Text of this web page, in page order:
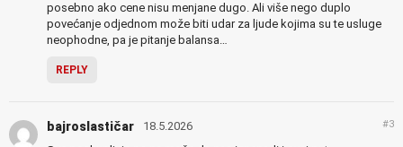
posebno ako cene nisu menjane dugo. Ali više nego duplo
povećanje odjednom može biti udar za ljude kojima su te usluge
neophodne, pa je pitanje balansa…
REPLY
bajroslastičar 18.5.2026 #3